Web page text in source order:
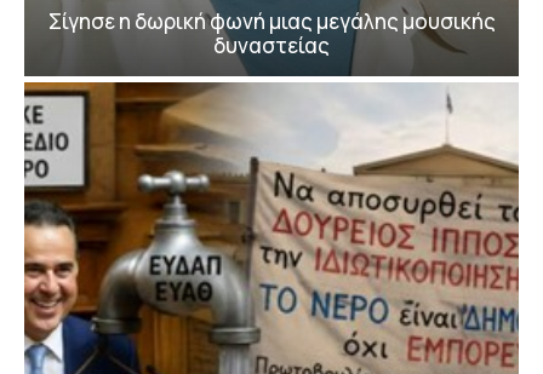
Σίγησε η δωρική φωνή μιας μεγάλης μουσικής
δυναστείας